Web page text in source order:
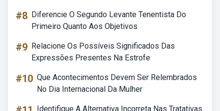
#8 Diferencie O Segundo Levante Tenentista Do
Primeiro Quanto Aos Objetivos
#9 Relacione Os Possíveis Significados Das
Expressões Presentes Na Estrofe
#10 Que Acontecimentos Devem Ser Relembrados
No Dia Internacional Da Mulher
Identifique A Alternativa Incorreta Nas Tratativas